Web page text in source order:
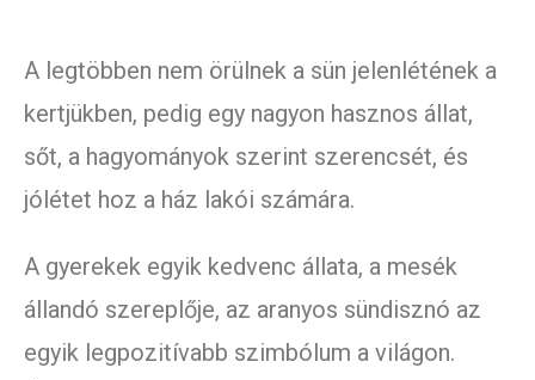
A legtöbben nem örülnek a sün jelenlétének a
kertjükben, pedig egy nagyon hasznos állat,
sőt, a hagyományok szerint szerencsét, és
jólétet hoz a ház lakói számára.
A gyerekek egyik kedvenc állata, a mesék
állandó szereplője, az aranyos sündisznó az
egyik legpozitívabb szimbólum a világon.